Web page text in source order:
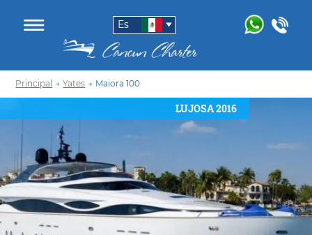
Es
Principal → Yates → Maiora 100
LUJOSA 2016